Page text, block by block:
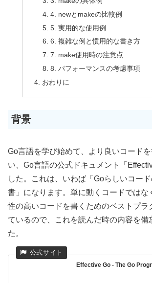
4. newとmakeの比較例
5. 実用的な使用例
6. 複雑な例と慣用的な書き方
7. make使用時の注意点
8. パフォーマンスの考慮事項
おわりに
背景
Go言語を学び始めて、より良いコード
い、Go言語の公式ドキュメント「
した。これは、いわば「Goらしいコー
書」になります。単に動くコードではな
性の高いコードを書くためのベストプラ
ているので、これを読んだ時の内容を備
た。
Effective Go - The Go